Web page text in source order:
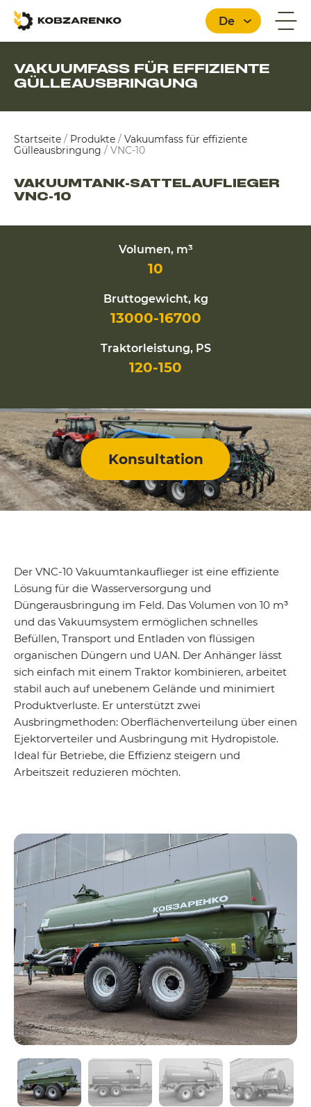
De
Deutsch
VAKUUMFASS FÜR EFFIZIENTE
GÜLLEAUSBRINGUNG
Startseite / Produkte / Vakuumfass für effiziente
Gülleausbringung / VNC-10
VAKUUMTANK-SATTELAUFLIEGER
VNC-10
Volumen, m³
10
Bruttogewicht, kg
13000-16700
Traktorleistung, PS
120-150
Konsultation
Der VNC-10 Vakuumtankauflieger ist eine effiziente
Lösung für die Wasserversorgung und
Düngerausbringung im Feld. Das Volumen von 10 m³
und das Vakuumsystem ermöglichen schnelles
Befüllen, Transport und Entladen von flüssigen
organischen Düngern und UAN. Der Anhänger lässt
sich einfach mit einem Traktor kombinieren, arbeitet
stabil auch auf unebenem Gelände und minimiert
Produktverluste. Er unterstützt zwei
Ausbringmethoden: Oberflächenverteilung über einen
Ejektorverteiler und Ausbringung mit Hydropistole.
Ideal für Betriebe, die Effizienz steigern und
Arbeitszeit reduzieren möchten.